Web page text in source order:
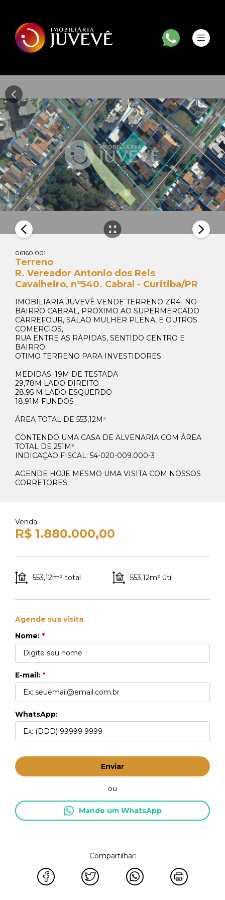
Whats Locação
06160.001
Terreno
R. Vereador Antonio dos Reis
Cavalheiro, nº540. Cabral - Curitiba/PR
IMOBILIARIA JUVEVÊ VENDE TERRENO ZR4- NO
BAIRRO CABRAL, PROXIMO AO SUPERMERCADO
CARREFOUR, SALAO MULHER PLENA, E OUTROS
COMERCIOS,
RUA ENTRE AS RÁPIDAS, SENTIDO CENTRO E
BAIRRO.
OTIMO TERRENO PARA INVESTIDORES
MEDIDAS: 19M DE TESTADA
29,78M LADO DIREITO
28,95 M LADO ESQUERDO
18,91M FUNDOS
ÁREA TOTAL DE 553,12M²
CONTENDO UMA CASA DE ALVENARIA COM ÁREA
TOTAL DE 251M²
INDICAÇAO FISCAL: 54-020-009.000-3
AGENDE HOJE MESMO UMA VISITA COM NOSSOS
CORRETORES.
Venda:
R$ 1.880.000,00
553,12m² total 553,12m² útil
Agende sua visita
Nome: *
E-mail: *
WhatsApp:
Enviar
ou
Mande um WhatsApp
Compartilhar: